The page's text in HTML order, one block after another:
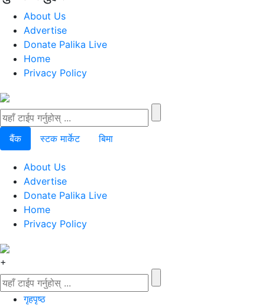
About Us
Advertise
Donate Palika Live
Home
Privacy Policy
बैंक स्टक मार्केट बिमा
About Us
Advertise
Donate Palika Live
Home
Privacy Policy
+
गृहपृष्‍ठ